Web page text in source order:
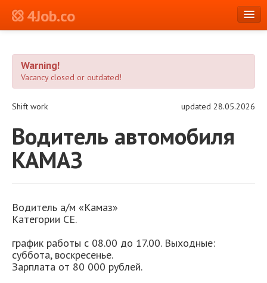
4Job.co
Log in or Register
Warning!
Vacancy closed or outdated!
Shift work updated 28.05.2026
Водитель автомобиля
КАМАЗ
Водитель а/м «Камаз»
Категории СЕ.
график работы с 08.00 до 17.00. Выходные:
суббота, воскресенье.
Зарплата от 80 000 рублей.